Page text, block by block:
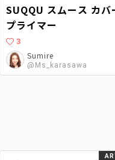
SUQQU スムース カバ
プライマー
3
Sumire
@Ms_karasawa